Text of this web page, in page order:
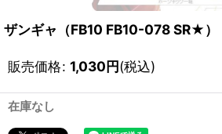
ザンギャ（FB10 FB10-078 SR★）
販売価格: 1,030円(税込)
在庫なし